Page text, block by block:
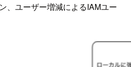
、ユーザー増減によるIAMユー